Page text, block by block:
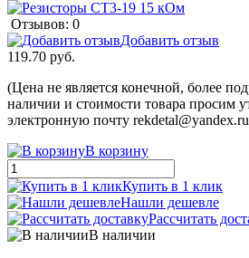
Отзывов: 0
Добавить отзыв
119.70 руб.
(Цена не является конечной, более
наличии и стоимости товара просим
электронную почту
В корзину
Купить в 1 клик
Нашли дешевле
Рассчитать
В наличии